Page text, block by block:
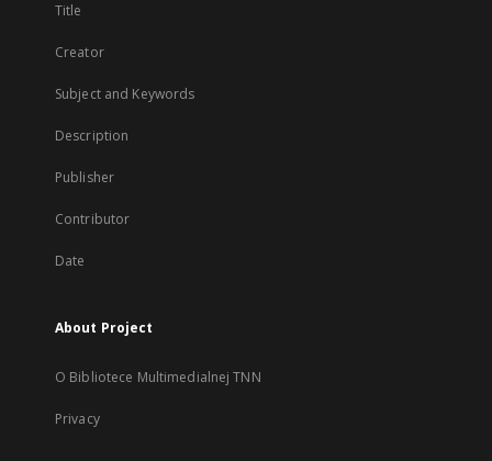
Title
Creator
Subject and Keywords
Description
Publisher
Contributor
Date
About Project
O Bibliotece Multimedialnej TNN
Privacy